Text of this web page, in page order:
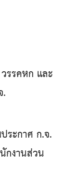
รคหก และ
.
ะกาศ ก.จ.
กงานส่วน